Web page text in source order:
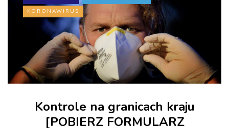
KORONAWIRUS
Kontrole na granicach kraju
[POBIERZ FORMULARZ